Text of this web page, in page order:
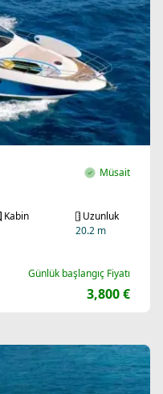
Müsait
Günlük başlangıç Fiyatı
3,800 €
Kabin
Uzunluk
20.2 m